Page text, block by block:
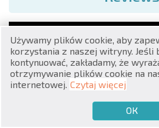
₽
₴
zł
Używamy plików cookie, aby
korzystania z naszej witryny. Jeśli
kontynuować, zakładamy, że
otrzymywanie plików cookie na
internetowej. Czytaj więcej
ОК